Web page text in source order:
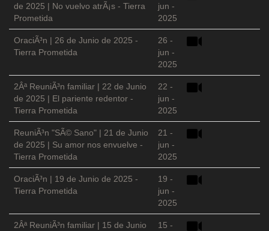
de 2025 | No vuelvo atrÃ¡s - Tierra
Prometida
jun -
2025
OraciÃ³n | 26 de Junio de 2025 -
Tierra Prometida
26 -
jun -
2025
2Âª ReuniÃ³n familiar | 22 de Junio
de 2025 | El pariente redentor -
Tierra Prometida
22 -
jun -
2025
ReuniÃ³n "SÃ© Sano" | 21 de Junio
de 2025 | Su amor nos envuelve -
Tierra Prometida
21 -
jun -
2025
OraciÃ³n | 19 de Junio de 2025 -
Tierra Prometida
19 -
jun -
2025
2Âª ReuniÃ³n familiar | 15 de Junio
15 -